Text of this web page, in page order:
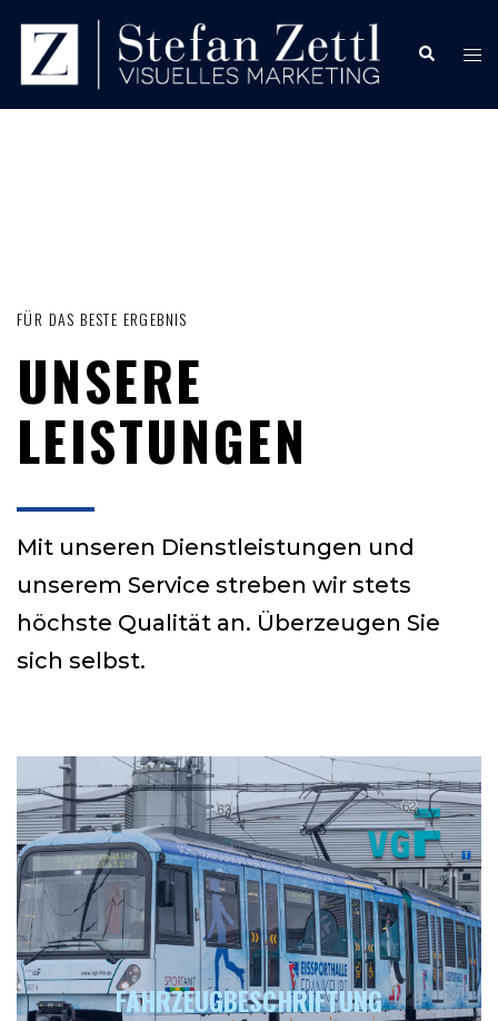
FÜR DAS BESTE ERGEBNIS
UNSERE
LEISTUNGEN
Mit unseren Dienstleistungen und
unserem Service streben wir stets
höchste Qualität an. Überzeugen Sie
sich selbst.
FAHRZEUGBESCHRIFTUNG